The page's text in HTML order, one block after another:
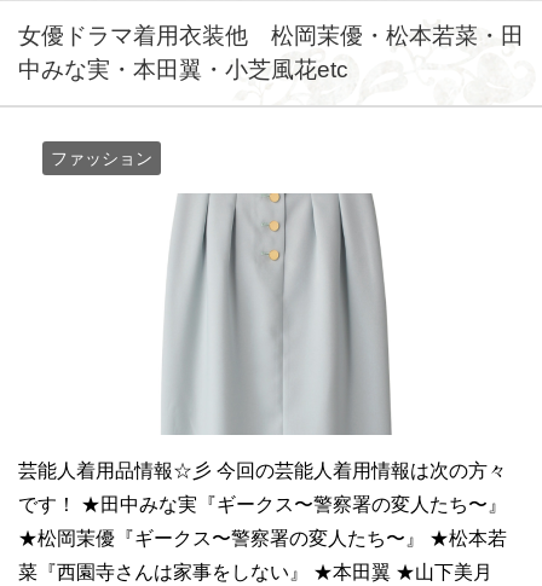
女優ドラマ着用衣装他 松岡茉優・松本若菜・田
中みな実・本田翼・小芝風花etc
ファッション
芸能人着用品情報☆彡 今回の芸能人着用情報は次の方々
です！ ★田中みな実『ギークス〜警察署の変人たち〜』
★松岡茉優『ギークス〜警察署の変人たち〜』 ★松本若
菜『西園寺さんは家事をしない』 ★本田翼 ★山下美月